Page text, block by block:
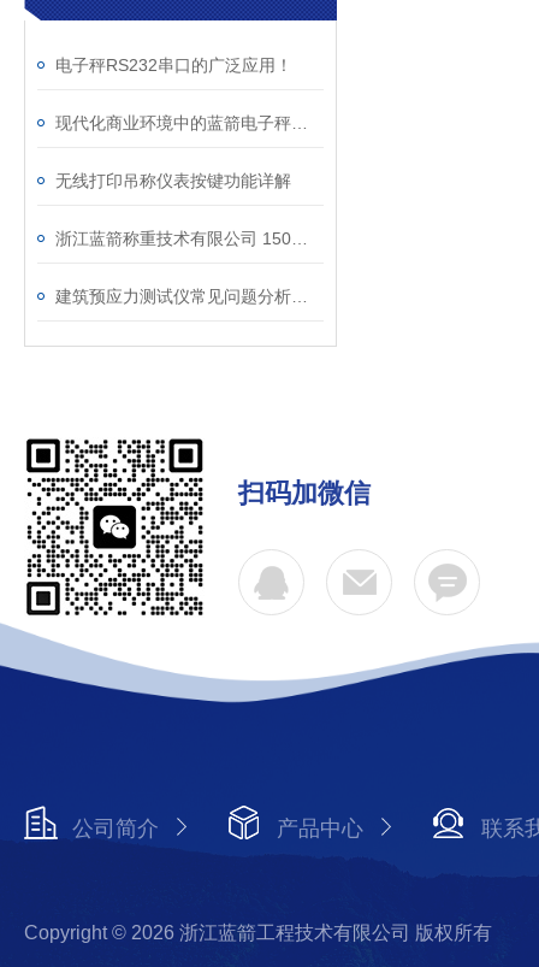
电子秤RS232串口的广泛应用！
无线打印吊称仪表按键功能详解
扫码加微信
公司简介 产品中心 联系
Copyright © 2026 浙江蓝箭工程技术有限公司 版权所有